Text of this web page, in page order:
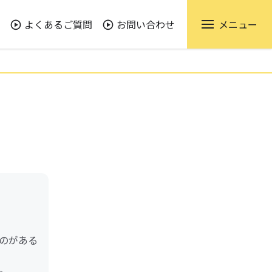
よくあるご質問 お問い合わせ メニュー
がある